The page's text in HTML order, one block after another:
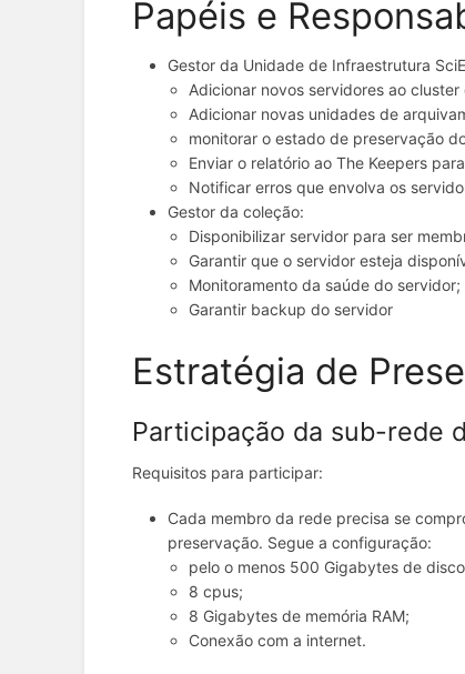
Papéis e
Gestor da Unidade de Infraestrutura
Adicionar novos servidores ao
Adicionar novas unidades de
monitorar o estado de preservação
Enviar o relatório ao The Keepers
Notificar erros que envolva os
Gestor da coleção:
Disponibilizar servidor para ser
Garantir que o servidor esteja
Monitoramento da saúde do servidor;
Garantir backup do servidor
Estratégia de
Participação da sub-rede
Requisitos para participar:
Cada membro da rede precisa se
preservação. Segue a configuração:
pelo o menos 500 Gigabytes de
8 cpus;
8 Gigabytes de memória RAM;
Conexão com a internet.